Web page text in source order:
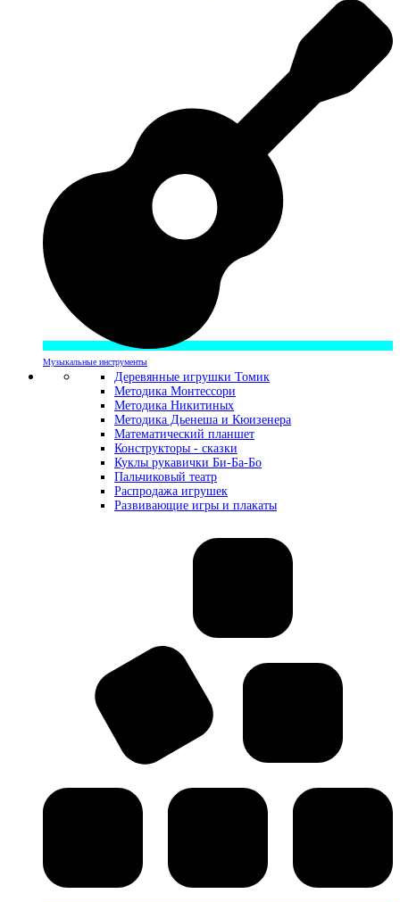
Музыкальные инструменты
Деревянные игрушки Томик
Методика Монтессори
Методика Никитиных
Методика Дьенеша и Кюизенера
Математический планшет
Конструкторы - сказки
Куклы рукавички Би-Ба-Бо
Пальчиковый театр
Распродажа игрушек
Развивающие игры и плакаты